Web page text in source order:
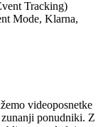
Tracking)
Mode, Klarna,
videoposnetke
ponudniki. Z